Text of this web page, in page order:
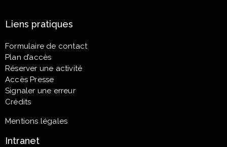
Liens pratiques
Formulaire de contact
Plan d’accès
Réserver une activité
Accès Presse
Signaler une erreur
Crédits
Mentions légales
Intranet